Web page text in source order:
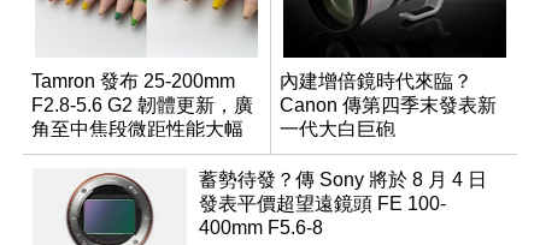
Tamron 發布 25-200mm
F2.8-5.6 G2 韌體更新，廣
角至中焦段微距性能大幅
升級
內建增倍鏡時代來臨？
Canon 傳第四季末發表新
一代大白巨砲
蓄勢待發？傳 Sony 將於 8 月 4 日
發表平價超望遠鏡頭 FE 100-
400mm F5.6-8